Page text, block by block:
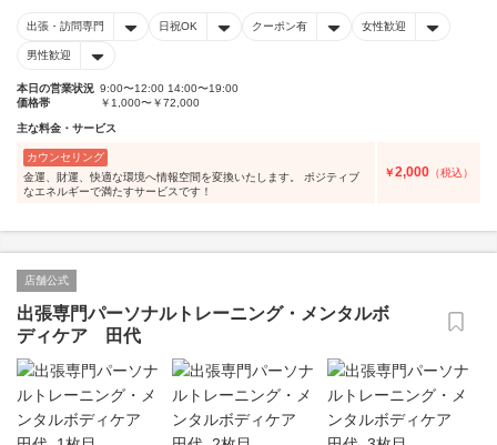
出張・訪問専門 日祝OK クーポン有 女性歓迎
男性歓迎
本日の営業状況 9:00〜12:00 14:00〜19:00
価格帯
￥1,000〜￥72,000
主な料金・サービス
カウンセリング
金運、財運、快適な環境へ情報空間を変換いたします。 ポジティブ
なエネルギーで満たすサービスです！
￥2,000 （税込）
店舗公式
出張専門パーソナルトレーニング・メンタルボ
ディケア 田代